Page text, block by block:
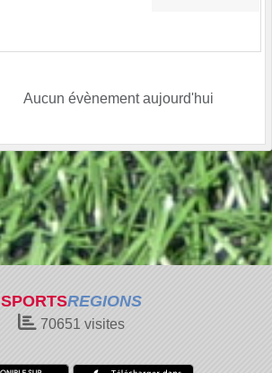
Aucun évènement aujourd'hui
SPORTSREGIONS
70651 visites